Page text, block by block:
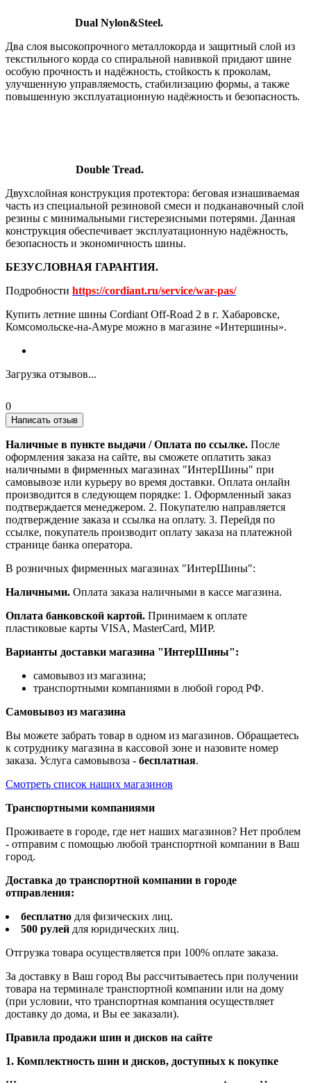
Dual Nylon&Steel.
Два слоя высокопрочного металлокорда и защитный слой из
текстильного корда со спиральной навивкой придают шине
особую прочность и надёжность, стойкость к проколам,
улучшенную управляемость, стабилизацию формы, а также
повышенную эксплуатационную надёжность и безопасность.
Double Tread.
Двухслойная конструкция протектора: беговая изнашиваемая
часть из специальной резиновой смеси и подканавочный слой
резины с минимальными гистерезисными потерями. Данная
конструкция обеспечивает эксплуатационную надёжность,
безопасность и экономичность шины.
БЕЗУСЛОВНАЯ ГАРАНТИЯ.
Подробности https://cordiant.ru/service/war-pas/
Купить летние шины Cordiant Off-Road 2 в г. Хабаровске,
Комсомольске-на-Амуре можно в магазине «Интершины».
Загрузка отзывов...
0
Написать отзыв
Наличные в пункте выдачи / Оплата по ссылке. После
оформления заказа на сайте, вы сможете оплатить заказ
наличными в фирменных магазинах "ИнтерШины" при
самовывозе или курьеру во время доставки. Оплата онлайн
производится в следующем порядке: 1. Оформленный заказ
подтверждается менеджером. 2. Покупателю направляется
подтверждение заказа и ссылка на оплату. 3. Перейдя по
ссылке, покупатель производит оплату заказа на платежной
странице банка оператора.
В розничных фирменных магазинах "ИнтерШины":
Наличными. Оплата заказа наличными в кассе магазина.
Оплата банковской картой. Принимаем к оплате
пластиковые карты VISA, MasterCard, МИР.
Варианты доставки магазина "ИнтерШины":
самовывоз из магазина;
транспортными компаниями в любой город РФ.
Самовывоз из магазина
Вы можете забрать товар в одном из магазинов. Обращаетесь
к сотруднику магазина в кассовой зоне и назовите номер
заказа. Услуга самовывоза - бесплатная.
Смотреть список наших магазинов
Транспортными компаниями
Проживаете в городе, где нет наших магазинов? Нет проблем
- отправим с помощью любой транспортной компании в Ваш
город.
Доставка до транспортной компании в городе
отправления:
бесплатно для физических лиц.
500 рулей для юридических лиц.
Отгрузка товара осуществляется при 100% оплате заказа.
За доставку в Ваш город Вы рассчитываетесь при получении
товара на терминале транспортной компании или на дому
(при условии, что транспортная компания осуществляет
доставку до дома, и Вы ее заказали).
Правила продажи шин и дисков на сайте
1. Комплектность шин и дисков, доступных к покупке